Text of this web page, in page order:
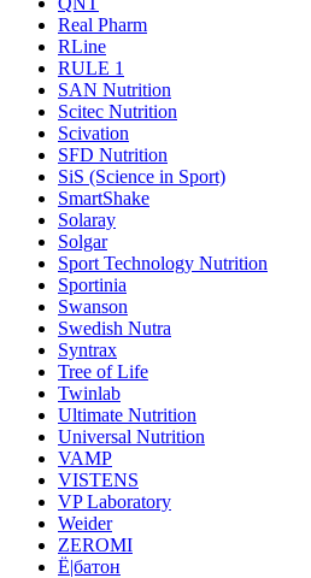
Real Pharm
RLine
RULE 1
SAN Nutrition
Scitec Nutrition
Scivation
SFD Nutrition
SiS (Science in Sport)
SmartShake
Solaray
Solgar
Sport Technology Nutrition
Sportinia
Swanson
Swedish Nutra
Syntrax
Tree of Life
Twinlab
Ultimate Nutrition
Universal Nutrition
VAMP
VISTENS
VP Laboratory
Weider
ZEROMI
Ё|батон